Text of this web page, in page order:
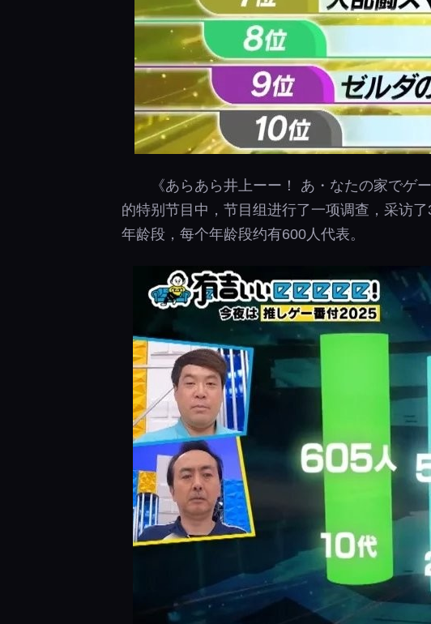
《あらあら井上ーー！ あ・なたの家で
的特别节目中，节目组进行了一项调查，采访
年龄段，每个年龄段约有600人代表。